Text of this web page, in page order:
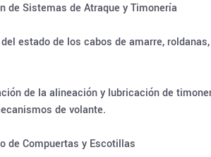
de Sistemas de Atraque y Timonería
estado de los cabos de amarre,
de la alineación y lubricación de
de volante.
de Compuertas y Escotillas